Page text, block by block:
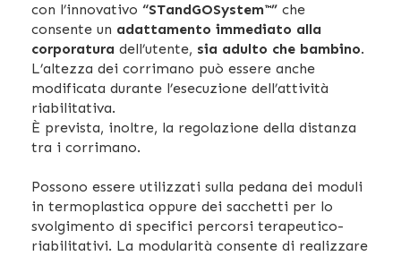
con l’innovativo “STandGOSystem™” che
consente un adattamento immediato alla
corporatura dell’utente, sia adulto che bambino.
L’altezza dei corrimano può essere anche
modificata durante l’esecuzione dell’attività
riabilitativa.
È prevista, inoltre, la regolazione della distanza
tra i corrimano.
Possono essere utilizzati sulla pedana dei moduli
in termoplastica oppure dei sacchetti per lo
svolgimento di specifici percorsi terapeutico-
riabilitativi. La modularità consente di realizzare